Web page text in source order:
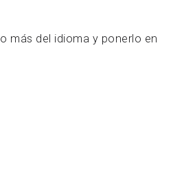
más del idioma y ponerlo en